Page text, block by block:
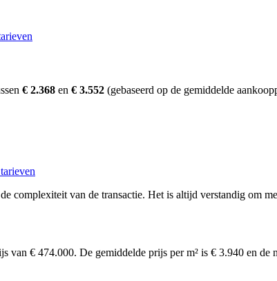
€ 2.368 en € 3.552 (gebaseerd op de gemiddelde
complexiteit van de transactie. Het is altijd verstandig om
€ 474.000. De gemiddelde prijs per m² is € 3.940 en de